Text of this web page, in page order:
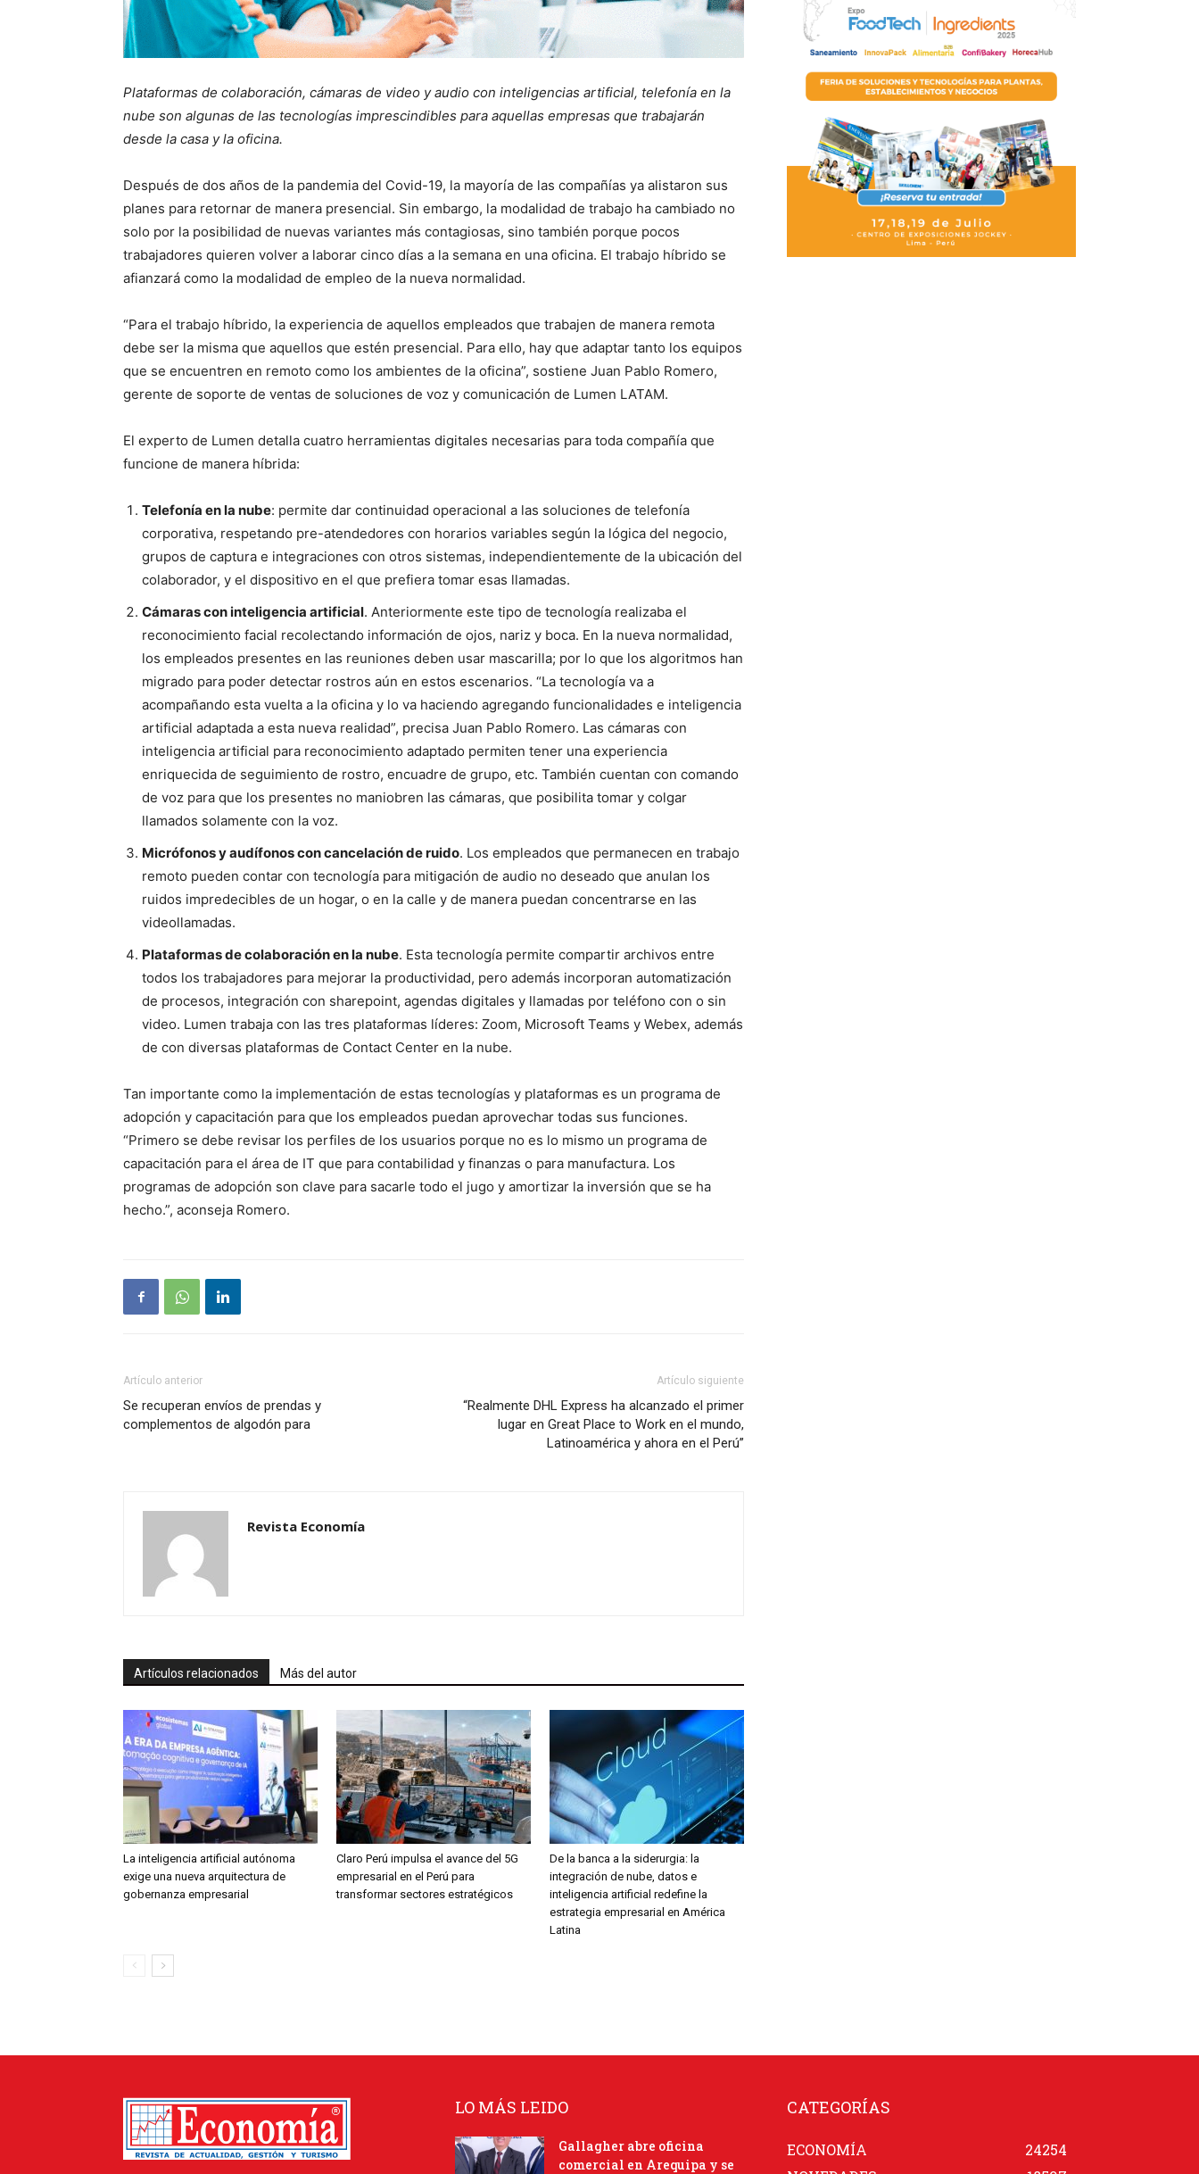
Plataformas de colaboración, cámaras de video y audio con inteligencias artificial, telefonía en la
nube son algunas de las tecnologías imprescindibles para aquellas empresas que trabajarán
desde la casa y la oficina.
Después de dos años de la pandemia del Covid-19, la mayoría de las compañías ya alistaron sus
planes para retornar de manera presencial. Sin embargo, la modalidad de trabajo ha cambiado no
solo por la posibilidad de nuevas variantes más contagiosas, sino también porque pocos
trabajadores quieren volver a laborar cinco días a la semana en una oficina. El trabajo híbrido se
afianzará como la modalidad de empleo de la nueva normalidad.
“Para el trabajo híbrido, la experiencia de aquellos empleados que trabajen de manera remota
debe ser la misma que aquellos que estén presencial. Para ello, hay que adaptar tanto los equipos
que se encuentren en remoto como los ambientes de la oficina”, sostiene Juan Pablo Romero,
gerente de soporte de ventas de soluciones de voz y comunicación de Lumen LATAM.
El experto de Lumen detalla cuatro herramientas digitales necesarias para toda compañía que
funcione de manera híbrida:
Telefonía en la nube: permite dar continuidad operacional a las soluciones de telefonía
corporativa, respetando pre-atendedores con horarios variables según la lógica del negocio,
grupos de captura e integraciones con otros sistemas, independientemente de la ubicación del
colaborador, y el dispositivo en el que prefiera tomar esas llamadas.
Cámaras con inteligencia artificial. Anteriormente este tipo de tecnología realizaba el
reconocimiento facial recolectando información de ojos, nariz y boca. En la nueva normalidad,
los empleados presentes en las reuniones deben usar mascarilla; por lo que los algoritmos han
migrado para poder detectar rostros aún en estos escenarios. “La tecnología va a
acompañando esta vuelta a la oficina y lo va haciendo agregando funcionalidades e inteligencia
artificial adaptada a esta nueva realidad”, precisa Juan Pablo Romero. Las cámaras con
inteligencia artificial para reconocimiento adaptado permiten tener una experiencia
enriquecida de seguimiento de rostro, encuadre de grupo, etc. También cuentan con comando
de voz para que los presentes no maniobren las cámaras, que posibilita tomar y colgar
llamados solamente con la voz.
Micrófonos y audífonos con cancelación de ruido. Los empleados que permanecen en trabajo
remoto pueden contar con tecnología para mitigación de audio no deseado que anulan los
ruidos impredecibles de un hogar, o en la calle y de manera puedan concentrarse en las
videollamadas.
Plataformas de colaboración en la nube. Esta tecnología permite compartir archivos entre
todos los trabajadores para mejorar la productividad, pero además incorporan automatización
de procesos, integración con sharepoint, agendas digitales y llamadas por teléfono con o sin
video. Lumen trabaja con las tres plataformas líderes: Zoom, Microsoft Teams y Webex, además
de con diversas plataformas de Contact Center en la nube.
Tan importante como la implementación de estas tecnologías y plataformas es un programa de
adopción y capacitación para que los empleados puedan aprovechar todas sus funciones.
“Primero se debe revisar los perfiles de los usuarios porque no es lo mismo un programa de
capacitación para el área de IT que para contabilidad y finanzas o para manufactura. Los
programas de adopción son clave para sacarle todo el jugo y amortizar la inversión que se ha
hecho.”, aconseja Romero.
Artículo anterior
Se recuperan envíos de prendas y
complementos de algodón para
Artículo siguiente
“Realmente DHL Express ha alcanzado el primer
lugar en Great Place to Work en el mundo,
Latinoamérica y ahora en el Perú”
Revista Economía
Artículos relacionados Más del autor
La inteligencia artificial autónoma
exige una nueva arquitectura de
gobernanza empresarial
Claro Perú impulsa el avance del 5G
empresarial en el Perú para
transformar sectores estratégicos
De la banca a la siderurgia: la
integración de nube, datos e
inteligencia artificial redefine la
estrategia empresarial en América
Latina
LO MÁS LEIDO
Gallagher abre oficina
comercial en Arequipa y se
CATEGORÍAS
ECONOMÍA
24254